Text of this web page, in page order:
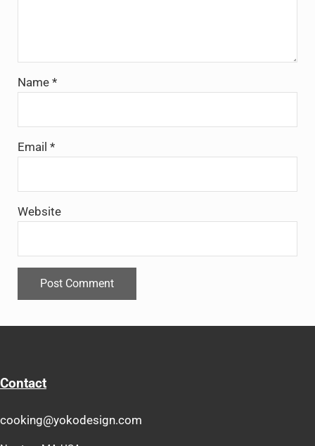
Name *
Email *
Website
Contact
cooking@yokodesign.com